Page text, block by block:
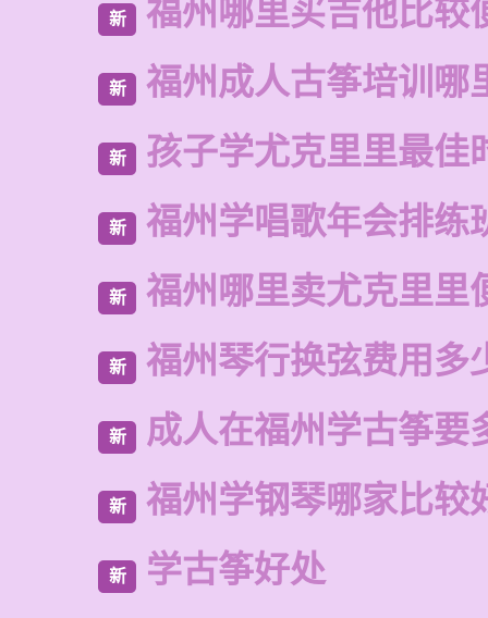
新 福州哪里买吉他比较
新 福州成人古筝培训哪
新 孩子学尤克里里最佳
新 福州学唱歌年会排练
新 福州哪里卖尤克里里
新 福州琴行换弦费用多
新 成人在福州学古筝要
新 福州学钢琴哪家比较
新 学古筝好处